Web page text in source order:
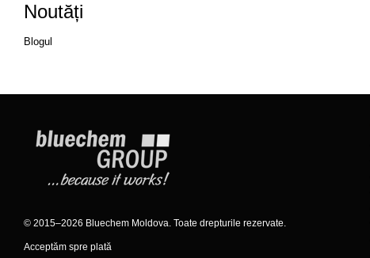
Noutăți
Blogul
© 2015–2026 Bluechem Moldova. Toate drepturile rezervate.
Acceptăm spre plată